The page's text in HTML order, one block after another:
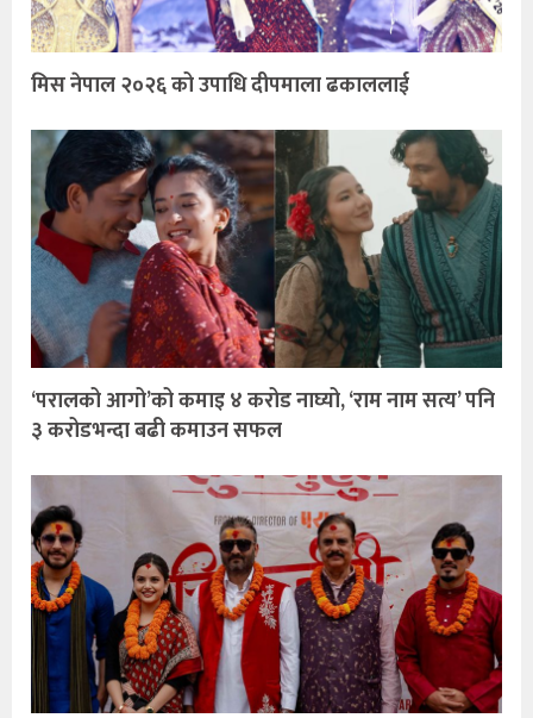
मिस नेपाल २०२६ को उपाधि दीपमाला ढकाललाई
‘परालको आगो’को कमाइ ४ करोड नाघ्यो, ‘राम नाम सत्य’ पनि
३ करोडभन्दा बढी कमाउन सफल